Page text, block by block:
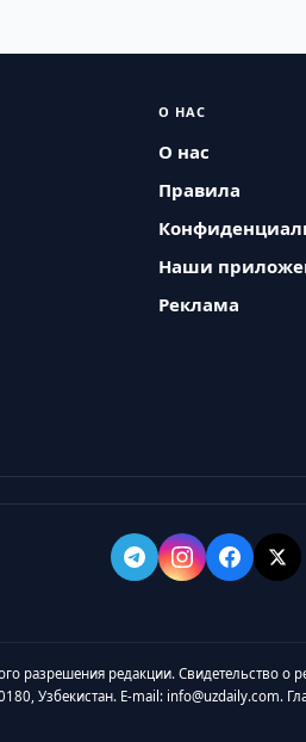
О НАС
О нас
Правила
Наши
Реклама
разрешения редакции. Свидетельство
Узбекистан. E-mail: info@uzdaily.com.